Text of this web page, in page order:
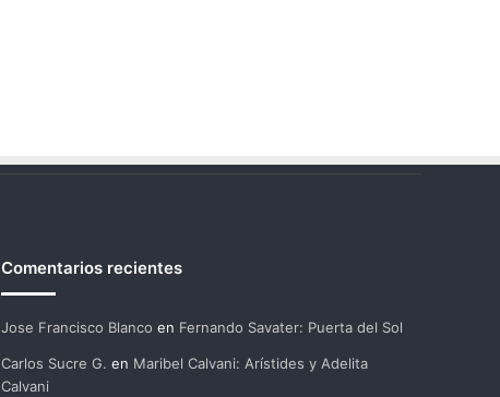
Comentarios recientes
Jose Francisco Blanco en Fernando Savater: Puerta del Sol
Carlos Sucre G. en Maribel Calvani: Arístides y Adelita
Calvani